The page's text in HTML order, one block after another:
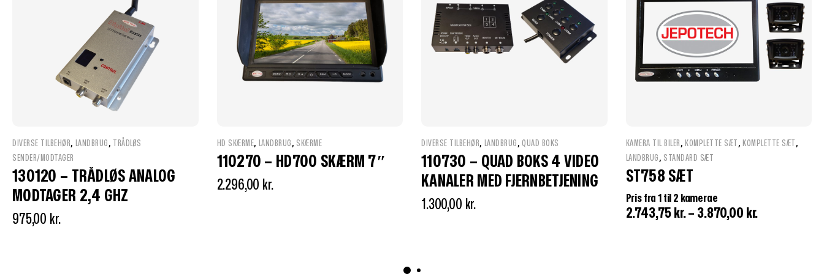
DIVERSE TILBEHØR, LANDBRUG ,
TRÅDLØS
SENDER/MODTAGER
130120 – TRÅDLØS ANALOG
MODTAGER 2,4 GHZ
975,00 kr.
HD SKÆRME, LANDBRUG , SKÆRME
110270 – HD700 SKÆRM 7″
2.296,00 kr.
DIVERSE TILBEHØR, LANDBRUG , QUAD BOKS
110730 – QUAD BOKS 4 VIDEO
KANALER MED FJERNBETJENING
1.300,00 kr.
KAMERA TIL BILER ,KOMPLETTE SÆT ,KOMPLETTE SÆT ,
LANDBRUG , STANDARD SÆT
ST758 SÆT
Pris fra 1 til 2 kamerae
2.743,75 kr.– 3.870,00 kr.